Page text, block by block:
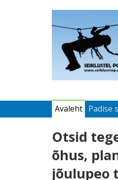
Avaleht Padise
Otsid
õhus,
jõulupeo